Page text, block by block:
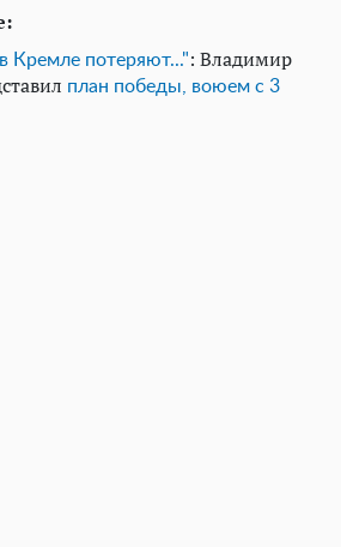
Кремле потеряют...": Владимир
план победы, воюем с 3